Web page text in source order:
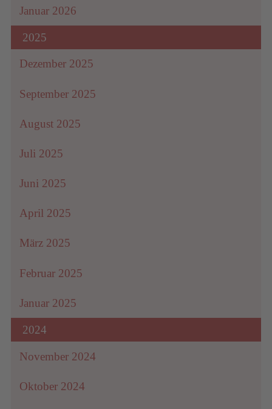
Januar 2026
2025
Dezember 2025
September 2025
August 2025
Juli 2025
Juni 2025
April 2025
März 2025
Februar 2025
Januar 2025
2024
November 2024
Oktober 2024